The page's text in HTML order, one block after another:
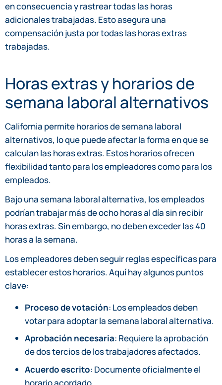
en consecuencia y rastrear todas las horas
adicionales trabajadas. Esto asegura una
compensación justa por todas las horas extras
trabajadas.
Horas extras y horarios de
semana laboral alternativos
California permite horarios de semana laboral
alternativos, lo que puede afectar la forma en que se
calculan las horas extras. Estos horarios ofrecen
flexibilidad tanto para los empleadores como para los
empleados.
Bajo una semana laboral alternativa, los empleados
podrían trabajar más de ocho horas al día sin recibir
horas extras. Sin embargo, no deben exceder las 40
horas a la semana.
Los empleadores deben seguir reglas específicas para
establecer estos horarios. Aquí hay algunos puntos
clave:
Proceso de votación: Los empleados deben
votar para adoptar la semana laboral alternativa.
Aprobación necesaria: Requiere la aprobación
de dos tercios de los trabajadores afectados.
Acuerdo escrito: Documente oficialmente el
horario acordado.